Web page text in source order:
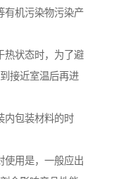
有机污染物污染产
热状态时，为了避
接近室温后再进
内包装材料的时
使用是，一般应出